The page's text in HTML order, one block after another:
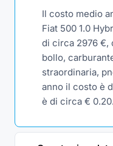
Il costo medio
Fiat 500 1.0
di circa 2976 €,
bollo,
straordinaria,
anno il costo è
è di circa € 0.20.